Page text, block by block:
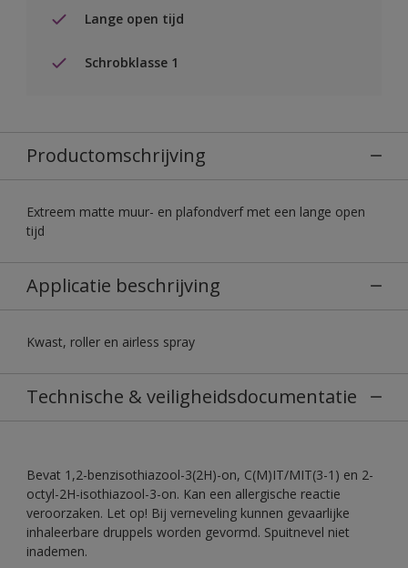
Lange open tijd
Schrobklasse 1
Productomschrijving
Extreem matte muur- en plafondverf met een lange open
tijd
Applicatie beschrijving
Kwast, roller en airless spray
Technische & veiligheidsdocumentatie
Bevat 1,2-benzisothiazool-3(2H)-on, C(M)IT/MIT(3-1) en 2-
octyl-2H-isothiazool-3-on. Kan een allergische reactie
veroorzaken. Let op! Bij verneveling kunnen gevaarlijke
inhaleerbare druppels worden gevormd. Spuitnevel niet
inademen.